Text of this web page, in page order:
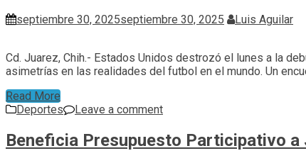
septiembre 30, 2025septiembre 30, 2025 Luis Aguilar
Cd. Juarez, Chih.- Estados Unidos destrozó el lunes a la
asimetrías en las realidades del futbol en el mundo. Un
Read More
Deportes
Leave a comment
Beneficia Presupuesto Participativo a